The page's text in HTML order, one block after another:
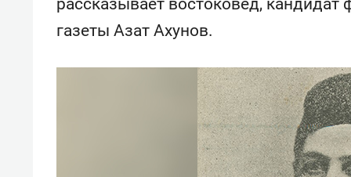
рассказывает востоковед, кандидат
газеты Азат Ахунов.
спорта
свою